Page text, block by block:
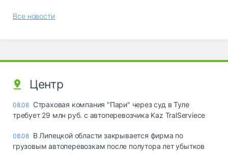
Все новости
Центр
08.08 Страховая компания "Пари" через суд в Туле
требует 29 млн руб. с автоперевозчика Kaz TralServiece
08.08 В Липецкой области закрывается фирма по
грузовым автоперевозкам после полутора лет убытков